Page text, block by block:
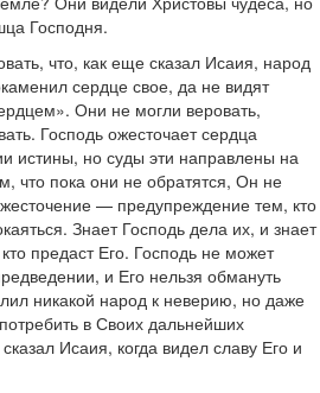
Господня.
что, как еще сказал Исаия, народ
сердце свое, да не видят
Они не могли веровать,
Господь ожесточает сердца
истины, но суды эти направлены на
что пока они не обратятся, Он не
— предупреждение тем, кто
Знает Господь дела их, и знает
предаст Его. Господь не может
и Его нельзя обмануть
никакой народ к неверию, но даже
в Своих дальнейших
Исаия, когда видел славу Его и